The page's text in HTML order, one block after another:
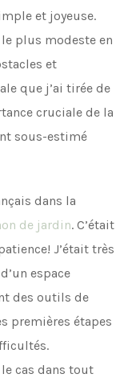
et joyeuse.
plus modeste en
et
que j’ai tirée de
cruciale de la
sous-estimé
dans la
de jardin. C’était
J’était très
espace
des outils de
premières étapes
cas dans tout